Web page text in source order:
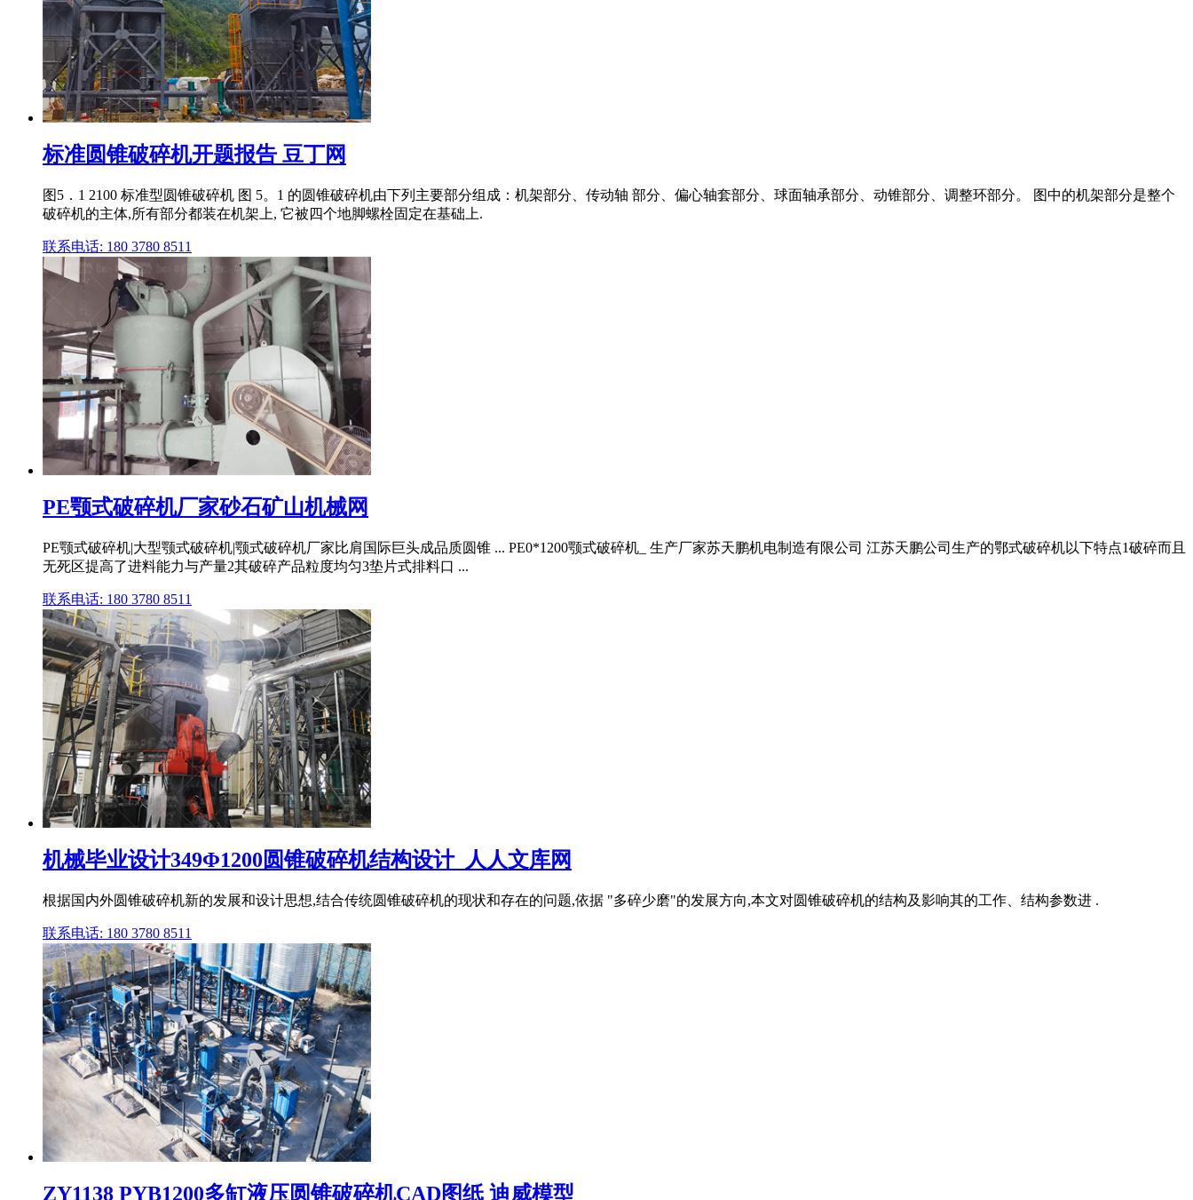
标准圆锥破碎机开题报告 豆丁网
图5．1 2100 标准型圆锥破碎机 图 5。1 的圆锥破碎机由下列主要部分组成：机架部分、传动轴 部分、偏心轴套部分、球面轴承部分、动锥部分、调整环部分。 图中的机架部分是整个
破碎机的主体,所有部分都装在机架上, 它被四个地脚螺栓固定在基础上.
联系电话: 180 3780 8511
PE颚式破碎机厂家砂石矿山机械网
PE颚式破碎机|大型颚式破碎机|颚式破碎机厂家比肩国际巨头成品质圆锥 ... PE0*1200颚式破碎机_ 生产厂家苏天鹏机电制造有限公司 江苏天鹏公司生产的鄂式破碎机以下特点1破碎而且
无死区提高了进料能力与产量2其破碎产品粒度均匀3垫片式排料口 ...
联系电话: 180 3780 8511
机械毕业设计349Φ1200圆锥破碎机结构设计_人人文库网
根据国内外圆锥破碎机新的发展和设计思想,结合传统圆锥破碎机的现状和存在的问题,依据 "多碎少磨"的发展方向,本文对圆锥破碎机的结构及影响其的工作、结构参数进 .
联系电话: 180 3780 8511
ZY1138 PYB1200多缸液压圆锥破碎机CAD图纸 迪威模型